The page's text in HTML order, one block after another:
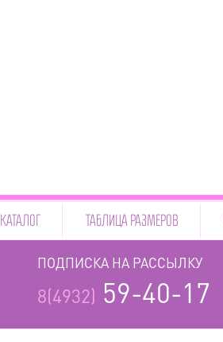
КАТАЛОГ ТАБЛИЦА РАЗМЕРОВ
ПОДПИСКА НА РАССЫЛКУ
8(4932) 59-40-17